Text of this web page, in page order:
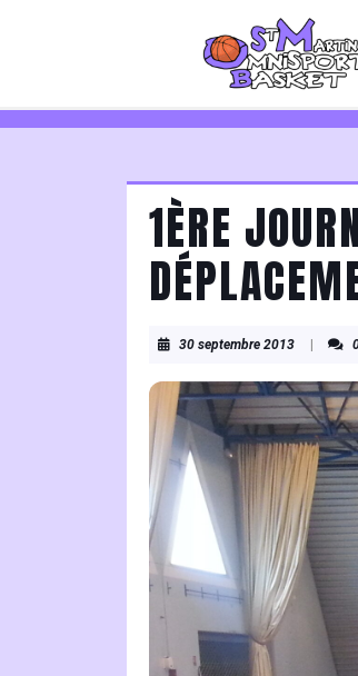
1ÈRE
30 septembre 201330
2013